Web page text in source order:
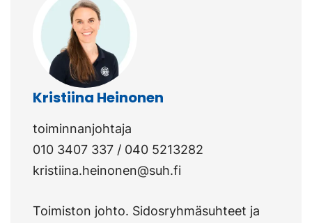
Kristiina Heinonen
toiminnanjohtaja
010 3407 337 / 040 5213282
kristiina.heinonen@suh.fi
Toimiston johto. Sidosryhmäsuhteet ja